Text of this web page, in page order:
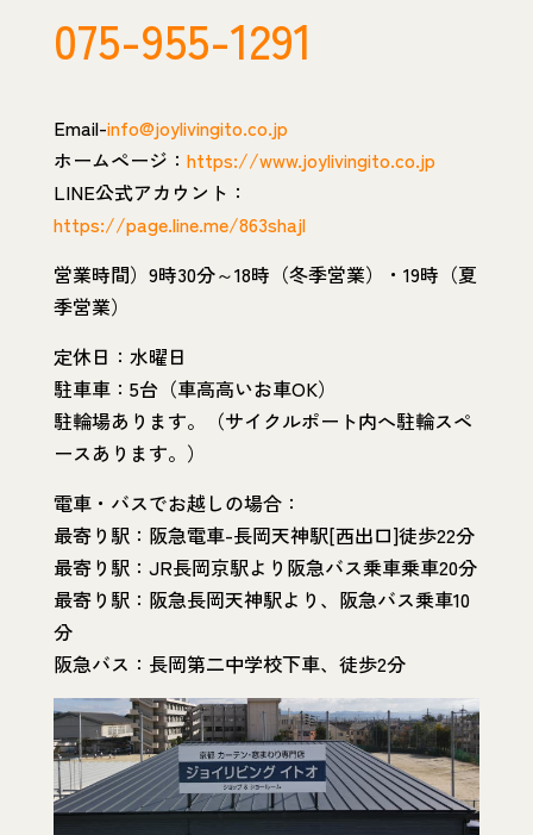
075-955-1291
Email-info@joylivingito.co.jp
ホームページ： https://www.joylivingito.co.jp
LINE公式アカウント：
https://page.line.me/863shajl
営業時間）9時30分～18時（冬季営業）・19時（夏
季営業）
定休日：水曜日
駐車車：5台（車高高いお車OK）
駐輪場あります。（サイクルポート内へ駐輪スペ
ースあります。）
電車・バスでお越しの場合：
最寄り駅：阪急電車-長岡天神駅[西出口]徒歩22分
最寄り駅：JR長岡京駅より阪急バス乗車乗車20分
最寄り駅：阪急長岡天神駅より、阪急バス乗車10
分
阪急バス：長岡第二中学校下車、徒歩2分